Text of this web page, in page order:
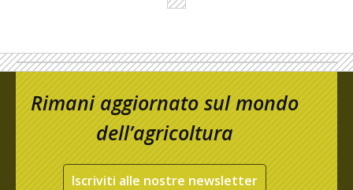
Rimani aggiornato sul mondo
dell’agricoltura
Iscriviti alle nostre newsletter